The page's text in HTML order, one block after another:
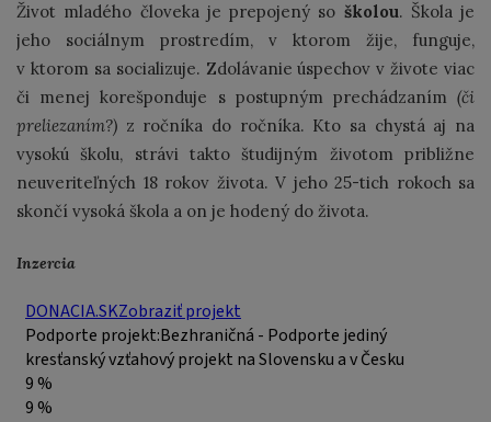
Život mladého človeka je prepojený so školou. Škola je
jeho sociálnym prostredím, v ktorom žije, funguje,
v ktorom sa socializuje. Zdolávanie úspechov v živote viac
či menej korešponduje s postupným prechádzaním (či
preliezaním?) z ročníka do ročníka. Kto sa chystá aj na
vysokú školu, strávi takto študijným životom približne
neuveriteľných 18 rokov života. V jeho 25-tich rokoch sa
skončí vysoká škola a on je hodený do života.
Inzercia